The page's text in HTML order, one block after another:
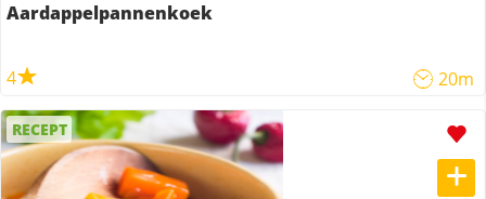
Aardappelpannenkoek
4 20m
RECEPT